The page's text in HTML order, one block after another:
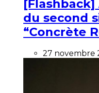
du second
“Concrète
27 novembre